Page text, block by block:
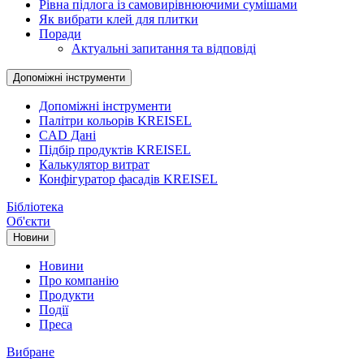
Рівна підлога із самовирівнюючими сумішами
Як вибрати клей для плитки
Поради
Актуальні запитання та відповіді
Допоміжні інструменти
Допоміжні інструменти
Палітри кольорів KREISEL
CAD Дані
Підбір продуктів KREISEL
Калькулятор витрат
Конфігуратор фасадів KREISEL
Бібліотека
Об'єкти
Новини
Новини
Про компанію
Продукти
Події
Преса
Вибране